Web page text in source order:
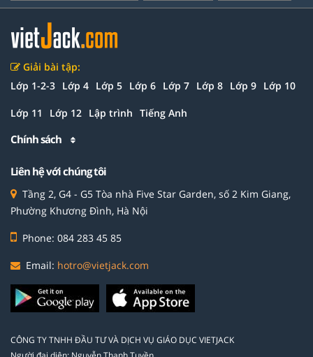
Giải bài tập:
Lớp 1-2-3 Lớp 4 Lớp 5 Lớp 6 Lớp 7 Lớp 8 Lớp 9 Lớp 10
Lớp 11 Lớp 12 Lập trình Tiếng Anh
Chính sách
Liên hệ với chúng tôi
Tầng 2, G4 - G5 Tòa nhà Five Star Garden, số 2 Kim Giang,
Phường Khương Đình, Hà Nội
Phone: 084 283 45 85
Email: hotro@vietjack.com
CÔNG TY TNHH ĐẦU TƯ VÀ DỊCH VỤ GIÁO DỤC VIETJACK